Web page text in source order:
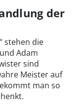
der
stehen die
Adam
sind
Meister auf
man so